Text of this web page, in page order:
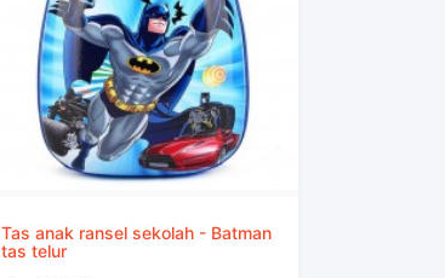
Tas anak ransel sekolah - Batman
tas telur